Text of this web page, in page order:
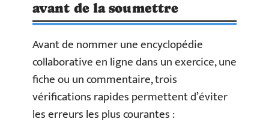
avant de la soumettre
Avant de nommer une encyclopédie
collaborative en ligne dans un exercice, une
fiche ou un commentaire, trois
vérifications rapides permettent d’éviter
les erreurs les plus courantes :